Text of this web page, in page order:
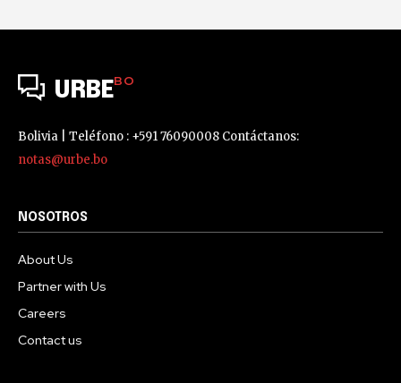
URBEBO
Bolivia | Teléfono : +591 76090008 Contáctanos:
notas@urbe.bo
NOSOTROS
About Us
Partner with Us
Careers
Contact us